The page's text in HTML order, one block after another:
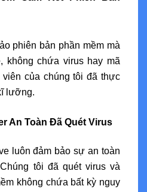
phiên bản phần mềm mà
không chứa virus hay mã
của chúng tôi đã thực
lưỡng.
An Toàn Đã Quét Virus
luôn đảm bảo sự an toàn
tôi đã quét virus và
không chứa bất kỳ nguy